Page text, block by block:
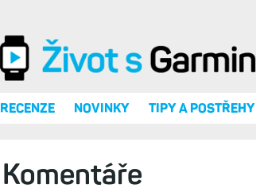
RECENZE NOVINKY TIPY A POSTŘEHY
Komentáře